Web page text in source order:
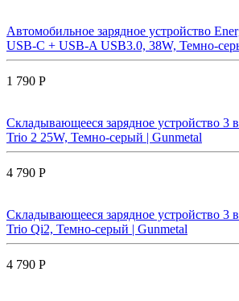
Автомобильное зарядное устройство
USB-C + USB-A USB3.0, 38W, Темно-
1 790 Р
Складывающееся зарядное устройство 3
Trio 2 25W, Темно-серый | Gunmetal
4 790 Р
Складывающееся зарядное устройство 3
Trio Qi2, Темно-серый | Gunmetal
4 790 Р